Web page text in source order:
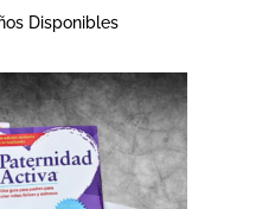
Disponibles